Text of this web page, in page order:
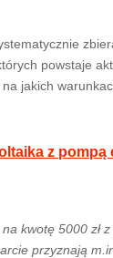
powstaje
jakich
z pompą
kwotę 5000 zł
przyznają